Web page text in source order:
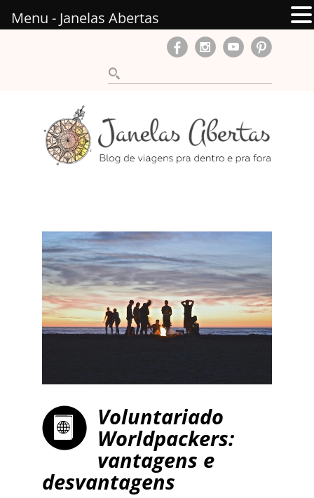
Voluntariado
Worldpackers:
vantagens e
desvantagens
Menu - Janelas Abertas